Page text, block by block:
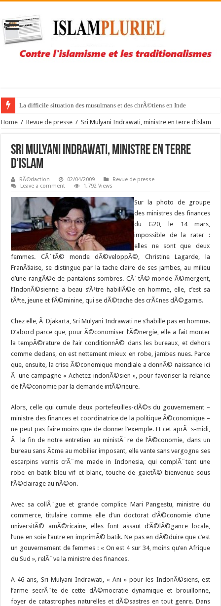
La difficile situation des musulmans et des chrÃ©tiens en Inde
Home / Revue de presse / Sri Mulyani Indrawati, ministre en terre d’islam
Sri Mulyani Indrawati, ministre en terre
d’islam
RÃ©daction 02/04/2009
Revue de presse
Leave a comment
1,792 Views
Sur la photo de groupe
des ministres des finances
du G20, le 14 mars,
impossible de la rater :
elles ne sont que deux
femmes. CÃ´tÃ© monde dÃ©veloppÃ©, Christine Lagarde, la
FranÃ§aise, se distingue par la tache claire de ses jambes, au milieu
d’une rangÃ©e de pantalons sombres. CÃ´tÃ© monde Ã©mergent,
l’IndonÃ©sienne a beau s’Ãªtre habillÃ©e en homme, elle, c’est sa
tÃªte, jeune et fÃ©minine, qui se dÃ©tache des crÃ¢nes dÃ©garnis.
Chez elle, Ã Djakarta,Sri Mulyani Indrawati ne s’habille pas en homme.
D’abord parce que, pour Ã©conomiser l’Ã©nergie, elle a fait monter
la tempÃ©rature de l’air conditionnÃ© dans les bureaux, et dehors
comme dedans, on est nettement mieux en robe, jambes nues. Parce
que, ensuite, la crise Ã©conomique mondiale a donnÃ© naissance ici
Ã une campagne « Achetez indonÃ©sien », pour favoriser la relance
de l’Ã©conomie par la demande intÃ©rieure.
Alors, celle qui cumule deux portefeuilles-clÃ©s du gouvernement –
ministre des finances et coordinatrice de la politique Ã©conomique –
ne peut pas faire moins que de donner l’exemple. Et cet aprÃ¨s-midi,
Ã la fin de notre entretien au ministÃ¨re de l’Ã©conomie, dans un
bureau sans Ã¢me au mobilier imposant, elle vante sans vergogne ses
escarpins vernis crÃ¨me made in Indonesia, qui complÃ¨tent une
robe en batik bleu vif et blanc, touche de gaietÃ© bienvenue sous
l’Ã©clairage au nÃ©on.
Avec sa collÃ¨gue et grande complice Mari Pangestu, ministre du
commerce, titulaire comme elle d’un doctorat d’Ã©conomie d’une
universitÃ© amÃ©ricaine, elles font assaut d’Ã©lÃ©gance locale,
l’une en soie l’autre en imprimÃ© batik. Ne pas en dÃ©duire que c’est
un gouvernement de femmes : « On est 4 sur 34, moins qu’en Afrique
du Sud », relÃ¨ve la ministre des finances.
A 46 ans, Sri Mulyani Indrawati, « Ani » pour les IndonÃ©siens, est
l’arme secrÃ¨te de cette dÃ©mocratie dynamique et brouillonne,
foyer de catastrophes naturelles et dÃ©sastres en tout genre. Dans